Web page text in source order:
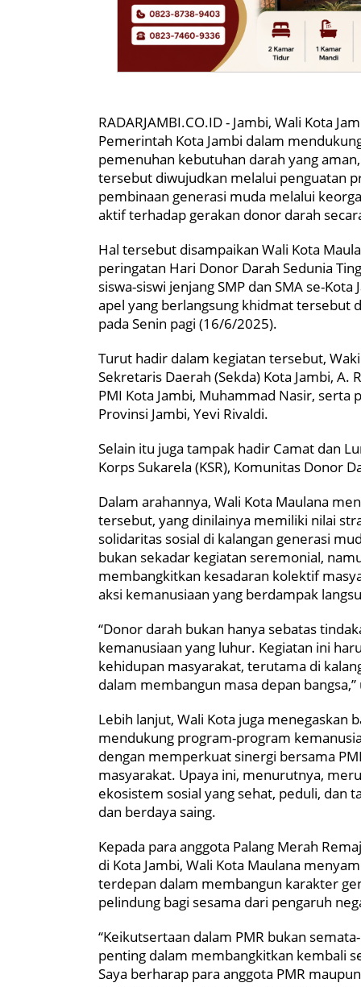
RADARJAMBI.CO.ID - Jambi, Wali Kota
Pemerintah Kota Jambi dalam
pemenuhan kebutuhan darah yang
tersebut diwujudkan melalui penguatan
pembinaan generasi muda melalui
aktif terhadap gerakan donor darah
Hal tersebut disampaikan Wali Kota
peringatan Hari Donor Darah Sedunia
siswa-siswi jenjang SMP dan SMA se-
apel yang berlangsung khidmat tersebut
pada Senin pagi (16/6/2025).
Turut hadir dalam kegiatan tersebut,
Sekretaris Daerah (Sekda) Kota Jambi, A.
PMI Kota Jambi, Muhammad Nasir,
Provinsi Jambi, Yevi Rivaldi.
Selain itu juga tampak hadir Camat dan
Korps Sukarela (KSR), Komunitas Donor
Dalam arahannya, Wali Kota Maulana
tersebut, yang dinilainya memiliki nilai
solidaritas sosial di kalangan generasi
bukan sekadar kegiatan seremonial,
membangkitkan kesadaran kolektif
aksi kemanusiaan yang berdampak
“Donor darah bukan hanya sebatas
kemanusiaan yang luhur. Kegiatan ini
kehidupan masyarakat, terutama di
dalam membangun masa depan
Lebih lanjut, Wali Kota juga
mendukung program-program
dengan memperkuat sinergi bersama
masyarakat. Upaya ini, menurutnya,
ekosistem sosial yang sehat, peduli, dan
dan berdaya saing.
Kepada para anggota Palang Merah
di Kota Jambi, Wali Kota Maulana
terdepan dalam membangun karakter
pelindung bagi sesama dari pengaruh
“Keikutsertaan dalam PMR bukan
penting dalam membangkitkan kembali
Saya berharap para anggota PMR